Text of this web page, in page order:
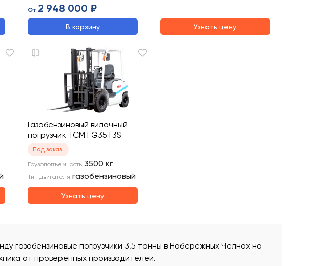
От 2 948 000 ₽
В корзину Узнать цену
Газобензиновый вилочный
погрузчик TCM FG35T3S
Под заказ
Грузоподъемность 3500 кг
Тип двигателя газобензиновый
Узнать цену
газобензиновые погрузчики 3,5 тонны в Набережных Челнах на
от проверенных производителей.